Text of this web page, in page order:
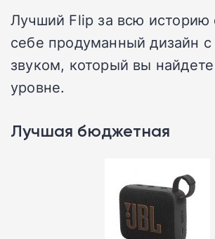
Лучший Flip за всю историю
себе продуманный дизайн
звуком, который вы
уровне.
Лучшая бюджетная